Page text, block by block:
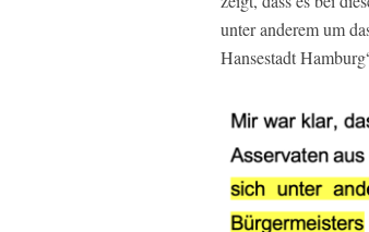
unter anderem um
Hansestadt